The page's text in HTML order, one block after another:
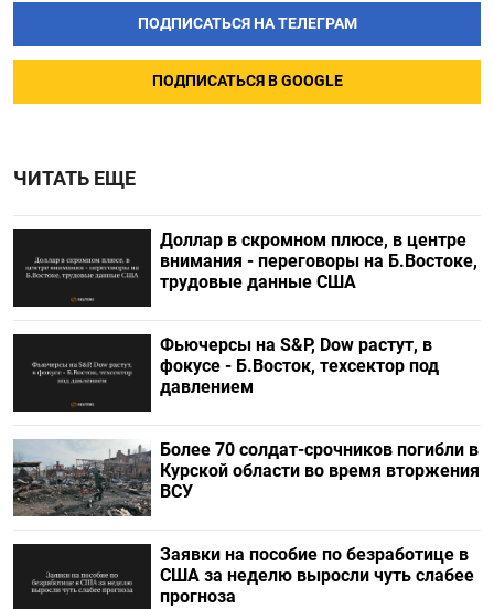
ПОДПИСАТЬСЯ НА ТЕЛЕГРАМ
ПОДПИСАТЬСЯ В GOOGLE
ЧИТАТЬ ЕЩЕ
Доллар в скромном плюсе, в центре
внимания - переговоры на Б.Востоке,
трудовые данные США
Фьючерсы на S&P, Dow растут, в
фокусе - Б.Восток, техсектор под
давлением
Более 70 солдат-срочников погибли в
Курской области во время вторжения
ВСУ
Заявки на пособие по безработице в
США за неделю выросли чуть слабее
прогноза